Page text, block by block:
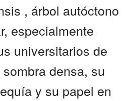
, árbol autóctono
especialmente
universitarios de
densa, su
y su papel en